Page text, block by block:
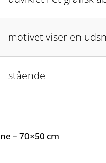
motivet viser en
stående
– 70×50 cm